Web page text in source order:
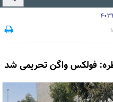
فولکس واگن تحریمی شد